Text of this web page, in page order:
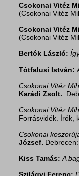
Csokonai Vitéz
(Csokonai Vitéz
Csokonai Vitéz
(Csokonai Vitéz
Bertók László:
Tótfalusi István:
Csokonai Vitéz
Karádi Zsolt.
Csokonai Vitéz
Forrásvidék. Írók,
Csokonai
József.
Kiss Tamás: A